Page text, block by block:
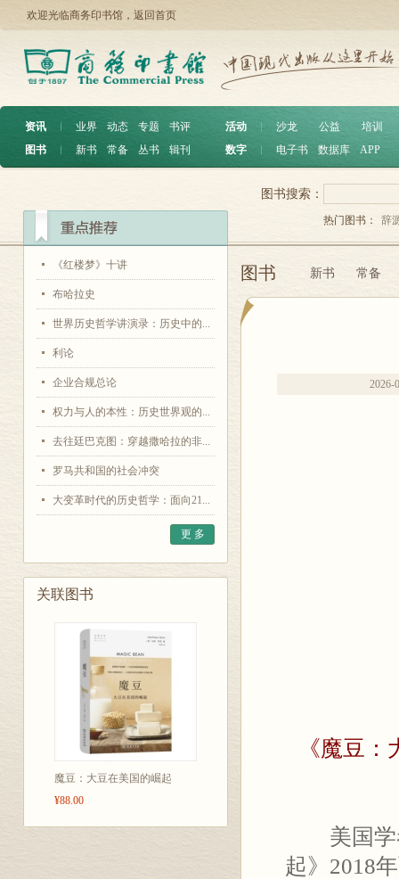
欢迎光临商务印书馆， 返回首页
资讯 ︱ 业界 动态 专题
书评
图书
︱ 新书 常备 丛书 辑刊
活动 沙龙 公益
培训
数字
电子书 数据库 APP
《红楼梦》十讲
布哈拉史
世界历史哲学讲演录：历史中的...
利论
企业合规总论
权力与人的本性：历史世界观的...
去往廷巴克图：穿越撒哈拉的非...
罗马共和国的社会冲突
大变革时代的历史哲学：面向21...
更 多
关联图书
魔豆：大豆在美国的崛起
¥88.00
图书搜索：
热门图书： 辞
图书 新书 常备
2026-
《魔豆
美国学者
起》2018